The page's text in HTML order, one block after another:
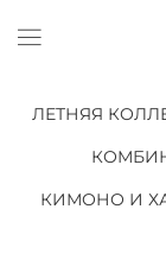
ЛЕТНЯЯ
КИМОНО И